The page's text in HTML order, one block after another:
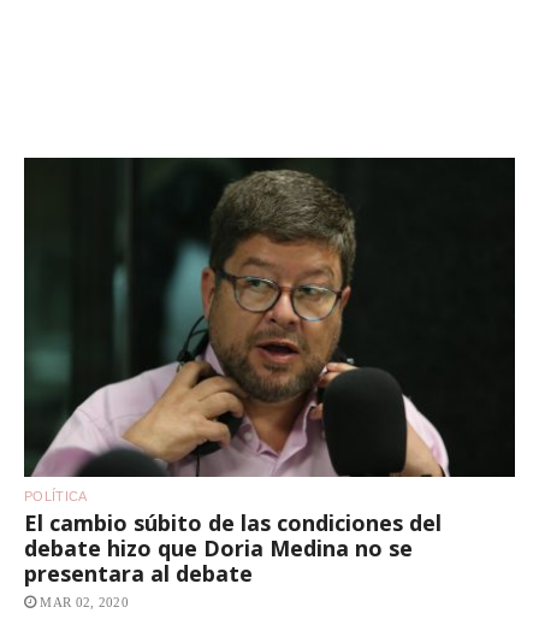
POLÍTICA
El cambio súbito de las condiciones del
debate hizo que Doria Medina no se
presentara al debate
MAR 02, 2020